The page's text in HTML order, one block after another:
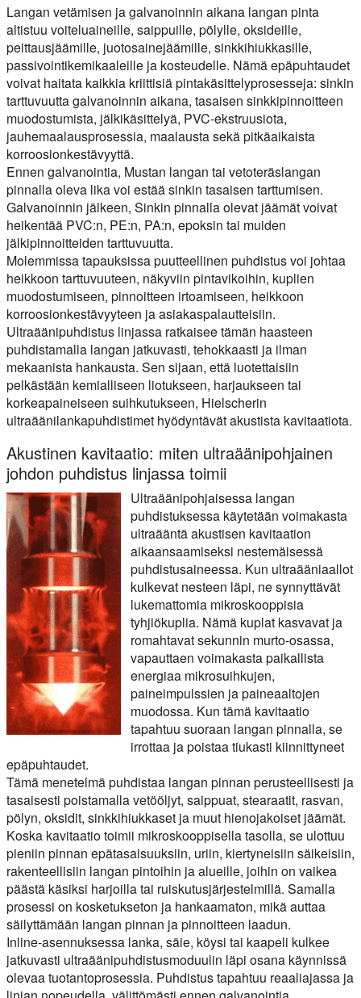
Langan vetämisen ja galvanoinnin aikana langan pinta
altistuu voiteluaineille, saippuille, pölylle, oksideille,
peittausjäämille, juotosainejäämille, sinkkihiukkasille,
passivointikemikaaleille ja kosteudelle. Nämä epäpuhtaudet
voivat haitata kaikkia kriittisiä pintakäsittelyprosesseja: sinkin
tarttuvuutta galvanoinnin aikana, tasaisen sinkkipinnoitteen
muodostumista, jälkikäsittelyä, PVC-ekstruusiota,
jauhemaalausprosessia, maalausta sekä pitkäaikaista
korroosionkestävyyttä.
Ennen galvanointia, Mustan langan tai vetoteräslangan
pinnalla oleva lika voi estää sinkin tasaisen tarttumisen.
Galvanoinnin jälkeen, Sinkin pinnalla olevat jäämät voivat
heikentää PVC:n, PE:n, PA:n, epoksin tai muiden
jälkipinnoitteiden tarttuvuutta.
Molemmissa tapauksissa puutteellinen puhdistus voi johtaa
heikkoon tarttuvuuteen, näkyviin pintavikoihin, kuplien
muodostumiseen, pinnoitteen irtoamiseen, heikkoon
korroosionkestävyyteen ja asiakaspalautteisiin.
Ultraäänipuhdistus linjassa ratkaisee tämän haasteen
puhdistamalla langan jatkuvasti, tehokkaasti ja ilman
mekaanista hankausta. Sen sijaan, että luotettaisiin
pelkästään kemialliseen liotukseen, harjaukseen tai
korkeapaineiseen suihkutukseen, Hielscherin
ultraäänilankapuhdistimet hyödyntävät akustista kavitaatiota.
Akustinen kavitaatio: miten ultraäänipohjainen
johdon puhdistus linjassa toimii
Ultraäänipohjaisessa langan
puhdistuksessa käytetään voimakasta
ultraääntä akustisen kavitaation
aikaansaamiseksi nestemäisessä
puhdistusaineessa. Kun ultraääniaallot
kulkevat nesteen läpi, ne synnyttävät
lukemattomia mikroskooppisia
tyhjiökuplia. Nämä kuplat kasvavat ja
romahtavat sekunnin murto-osassa,
vapauttaen voimakasta paikallista
energiaa mikrosuihkujen,
paineimpulssien ja paineaaltojen
muodossa. Kun tämä kavitaatio
tapahtuu suoraan langan pinnalla, se
irrottaa ja poistaa tiukasti kiinnittyneet
epäpuhtaudet.
Tämä menetelmä puhdistaa langan pinnan perusteellisesti ja
tasaisesti poistamalla vetööljyt, saippuat, stearaatit, rasvan,
pölyn, oksidit, sinkkihiukkaset ja muut hienojakoiset jäämät.
Koska kavitaatio toimii mikroskooppisella tasolla, se ulottuu
pieniin pinnan epätasaisuuksiin, uriin, kiertyneisiin säikeisiin,
rakenteellisiin langan pintoihin ja alueille, joihin on vaikea
päästä käsiksi harjoilla tai ruiskutusjärjestelmillä. Samalla
prosessi on kosketukseton ja hankaamaton, mikä auttaa
säilyttämään langan pinnan ja pinnoitteen laadun.
Inline-asennuksessa lanka, säie, köysi tai kaapeli kulkee
jatkuvasti ultraäänipuhdistusmoduulin läpi osana käynnissä
olevaa tuotantoprosessia. Puhdistus tapahtuu reaaliajassa ja